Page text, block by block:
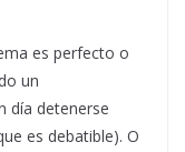
es perfecto o
un
día detenerse
es debatible). O